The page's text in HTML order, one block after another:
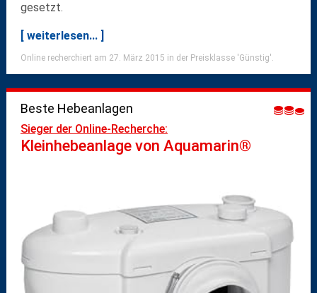
gesetzt.
[ weiterlesen... ]
Online recherchiert am 27. März 2015 in der Preisklasse 'Günstig'.
Beste Hebeanlagen
Sieger der Online-Recherche:
Kleinhebeanlage von Aquamarin®